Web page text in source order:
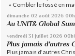
« Combler le fossé en
dimanche 02 août 2026
Au UNIT& Global
vendredi 31 juillet 2026
Plus jamais d'autres
Plus jamais d'autres